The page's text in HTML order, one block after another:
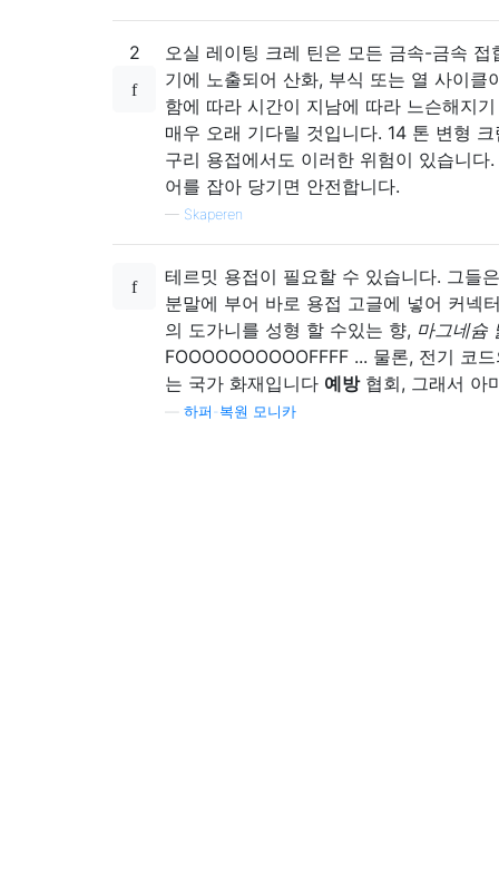
2
오실 레이팅 크레 틴은 모든 금속-금속 접
기에 노출되어 산화, 부식 또는 열 사이클
함에 따라 시간이 지남에 따라 느슨해지
매우 오래 기다릴 것입니다. 14 톤 변형
구리 용접에서도 이러한 위험이 있습니다
어를 잡아 당기면 안전합니다.
— Skaperen
테르밋 용접이 필요할 수 있습니다. 그들
분말에 부어 바로 용접 고글에 넣어 커넥
의 도가니를 성형 할 수있는 향, 마그네슘
FOOOOOOOOOOFFFF ... 물론, 전기 코
는 국가 화재입니다 예방협회, 그래서 아
하퍼-복원 모니카